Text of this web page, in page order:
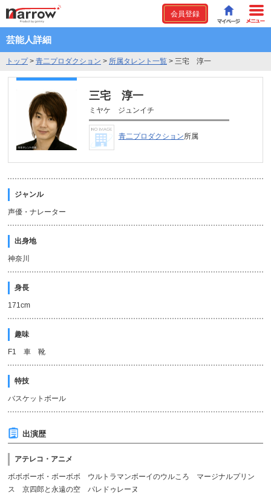
会員登録
芸能人詳細
トップ> 青二プロダクション > 所属タレント一覧 > 三宅 淳一
三宅 淳一
ミヤケ ジュンイチ
青二プロダクション所属
ジャンル
声優・ナレーター
出身地
神奈川
身長
171cm
趣味
F1 車 靴
特技
バスケットボール
出演歴
アテレコ・アニメ
ボボボーボ・ボーボボ ウルトラマンボーイのウルころ マージナルプリン
ス 京四郎と永遠の空 パレドゥレーヌ